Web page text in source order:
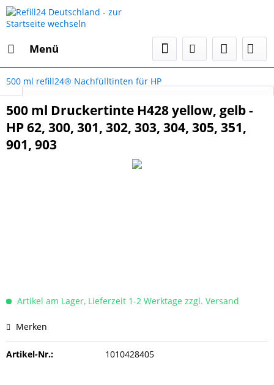
Menü
500 ml refill24® Nachfülltinten für HP
500 ml Druckertinte H428 yellow, gelb -
HP 62, 300, 301, 302, 303, 304, 305, 351,
901, 903
Artikel am Lager, Lieferzeit 1-2 Werktage zzgl. Versand
Merken
Artikel-Nr.: 1010428405